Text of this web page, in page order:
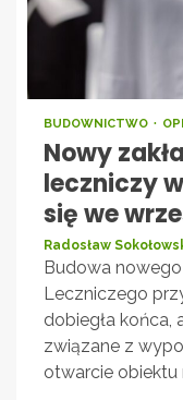
BUDOWNICTWO
Nowy
leczniczy
się we
Radosław
Budowa
Leczniczego
dobiegła końca,
związane z
otwarcie obiektu